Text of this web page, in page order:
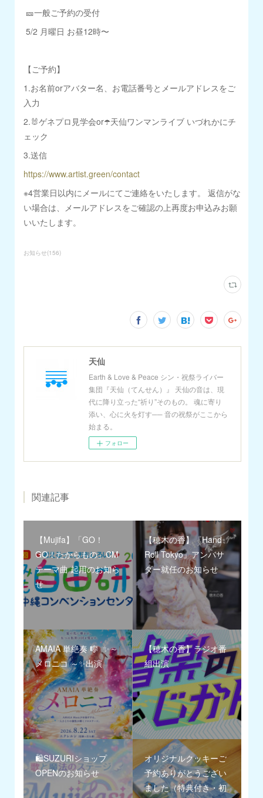
🎫一般ご予約の受付
5/2 月曜日 お昼12時〜
【ご予約】
1.お名前orアバター名、お電話番号とメールアドレスをご
入力
2.🐰ゲネプロ見学会or☂️天仙ワンマンライブ いづれかにチ
ェック
3.送信
https://www.artist.green/contact
※4営業日以内にメールにてご連絡をいたします。 返信がな
い場合は、メールアドレスをご確認の上再度お申込みお願
いいたします。
お知らせ(156)
天仙
Earth & Love & Peace シン・祝祭ライバー
集団『天仙（てんせん）』 天仙の音は、現
代に降り立った“祈り”そのもの。 魂に寄り
添い、心に火を灯す── 音の祝祭がここから
始まる。
フォロー
関連記事
【Mujifa】「GO！
GO！たからもの」CM
テーマ曲 起用のお知ら
せ
【穂木の香】『Hand
Roll Tokyo』アンバサ
ダー就任のお知らせ
AMAIA 単絶奏 🎼 ✨～
メロニコ ～✨出演
【穂木の香】ラジオ番
組出演
🛍️SUZURIショップ
OPENのお知らせ
オリジナルクッキーご
予約ありがとうござい
ました（特典付き・初